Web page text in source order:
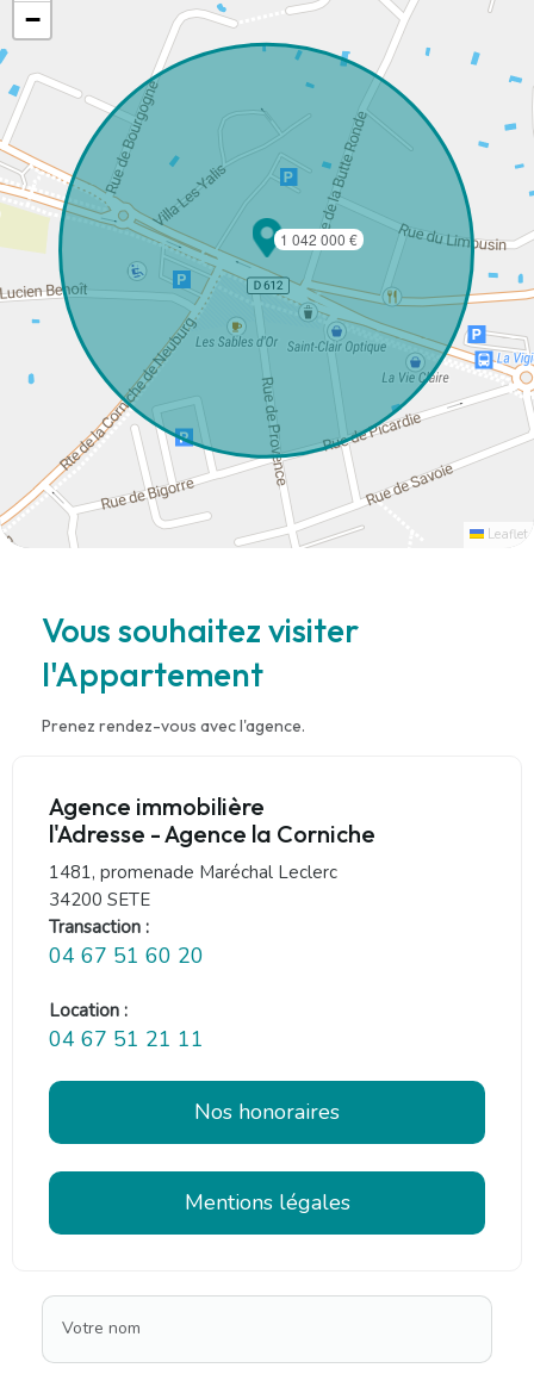
1 042 000 €
−
Leaflet
Vous souhaitez visiter
l'Appartement
Prenez rendez-vous avec l'agence.
Agence immobilière
l'Adresse - Agence la Corniche
1481, promenade Maréchal Leclerc
34200 SETE
Transaction :
04 67 51 60 20
Location :
04 67 51 21 11
Nos honoraires
Mentions légales
Votre nom